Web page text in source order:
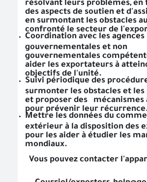
résolvant leurs problèmes, en
des aspects de soutien et
en surmontant les obstacles
confronté le secteur de
Coordination avec les agences
gouvernementales et non
gouvernementales
aider les exportateurs à
objectifs de l'unité.
Suivi périodique des
surmonter les obstacles et les
et proposer des mécanismes
pour prévenir leur récurrence.
Mettre les données du
extérieur à la disposition des
pour les aider à étudier les
mondiaux.
Vous pouvez contacter